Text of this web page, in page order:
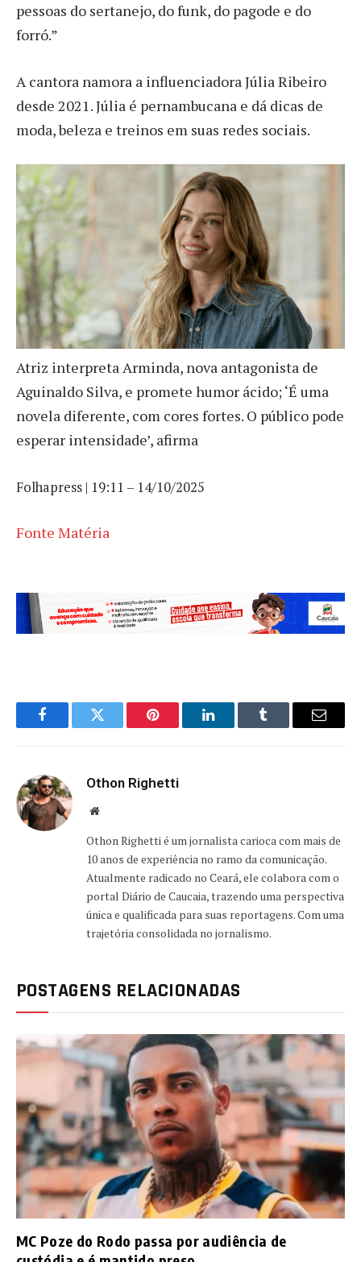
pessoas do sertanejo, do funk, do pagode e do
forró.”
A cantora namora a influenciadora Júlia Ribeiro
desde 2021. Júlia é pernambucana e dá dicas de
moda, beleza e treinos em suas redes sociais.
Atriz interpreta Arminda, nova antagonista de
Aguinaldo Silva, e promete humor ácido; ‘É uma
novela diferente, com cores fortes. O público pode
esperar intensidade’, afirma
Folhapress | 19:11 – 14/10/2025
Fonte Matéria
FacebookTwitter Pinterest LinkedInTumblr Email
Othon Righetti
Website
Othon Righetti é um jornalista carioca com mais de
10 anos de experiência no ramo da comunicação.
Atualmente radicado no Ceará, ele colabora com o
portal Diário de Caucaia, trazendo uma perspectiva
única e qualificada para suas reportagens. Com uma
trajetória consolidada no jornalismo.
POSTAGENS RELACIONADAS
MC Poze do Rodo passa por audiência de